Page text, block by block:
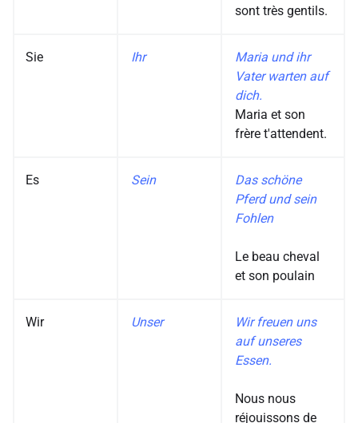
sont très gentils.
Sie Ihr
Maria und ihr
Vater warten auf
dich.
Maria et son
frère t'attendent.
Es Sein
Das schöne
Pferd und sein
Fohlen
Le beau cheval
et son poulain
Wir Unser
Wir freuen uns
auf unseres
Essen.
Nous nous
réjouissons de